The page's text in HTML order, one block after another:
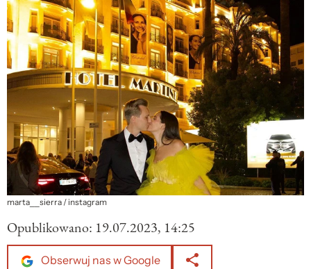
marta__sierra / instagram
Opublikowano: 19.07.2023, 14:25
Obserwuj nas w Google